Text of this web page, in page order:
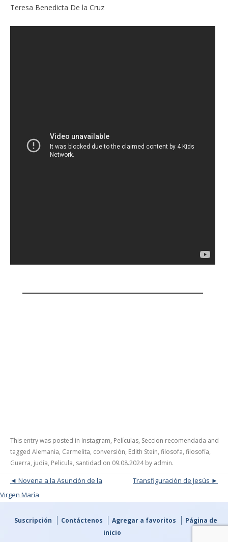
Teresa Benedicta De la Cruz
This entry was posted in Instagram, Películas, Seccion recomendada and
tagged Alemania, Carmelita, conversión, Edith Stein, filosofa, filosofía,
Guerra, judía, Pelicula, santidad on 09.08.2024by admin.
Post navigation Transfiguración de Jesús
Novena a la Asunción de la
Virgen María
Suscripción Contáctenos Agregar a favoritos
Página de
inicio